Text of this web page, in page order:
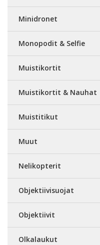
Minidronet
Monopodit & Selfie
Muistikortit
Muistikortit & Nauhat
Muistitikut
Muut
Nelikopterit
Objektiivisuojat
Objektiivit
Olkalaukut